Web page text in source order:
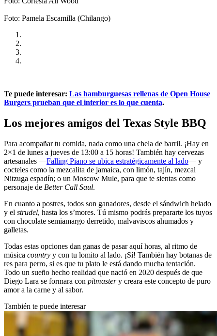
Foto: Pamela Escamilla (Chilango)
Te puede interesar: Las hamburguesas rellenas de Open House
Burgers prueban que el interior es lo que cuenta.
Los mejores amigos del Texas Style BBQ
Para acompañar tu comida, nada como una chela de barril. ¡Hay en
2×1 de lunes a jueves de 13:00 a 15 horas! También hay cervezas
artesanales —Falling Piano se ubica estratégicamente al lado— y
cocteles como la mezcalita de jamaica, con limón, tajín, mezcal
Nitzuga espadín; o un Moscow Mule, para que te sientas como
personaje de Better Call Saul.
En cuanto a postres, todos son ganadores, desde el sándwich helado
y el strudel, hasta los s’mores. Tú mismo podrás prepararte los tuyos
con chocolate semiamargo derretido, malvaviscos ahumados y
galletas.
Todas estas opciones dan ganas de pasar aquí horas, al ritmo de
música country y con tu lomito al lado. ¡Sí! También hay botanas de
res para perro, si es que tu plato le está dando mucha tentación.
Todo un sueño hecho realidad que nació en 2020 después de que
Diego Lara se formara con pitmastery creara este concepto de puro
amor a la carne y al sabor.
También te puede interesar